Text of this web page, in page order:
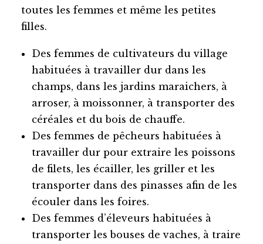
toutes les femmes et même les petites
filles.
Des femmes de cultivateurs du village
habituées à travailler dur dans les
champs, dans les jardins maraichers, à
arroser, à moissonner, à transporter des
céréales et du bois de chauffe.
Des femmes de pêcheurs habituées à
travailler dur pour extraire les poissons
de filets, les écailler, les griller et les
transporter dans des pinasses afin de les
écouler dans les foires.
Des femmes d’éleveurs habituées à
transporter les bouses de vaches, à traire